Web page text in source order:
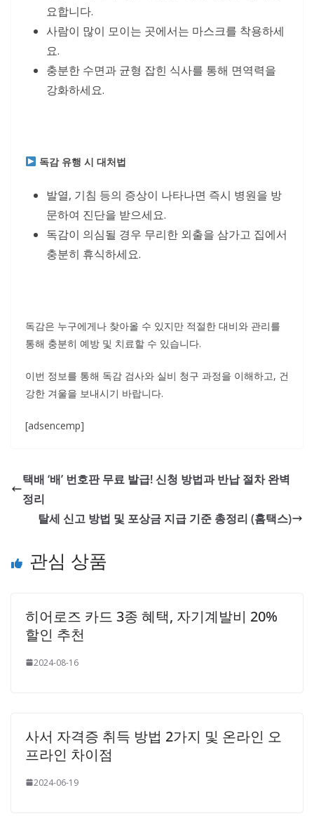
요합니다.
사람이 많이 모이는 곳에서는 마스크를 착용하세
요.
충분한 수면과 균형 잡힌 식사를 통해 면역력을
강화하세요.
독감 유행 시 대처법
발열, 기침 등의 증상이 나타나면 즉시 병원을 방
문하여 진단을 받으세요.
독감이 의심될 경우 무리한 외출을 삼가고 집에서
충분히 휴식하세요.
독감은 누구에게나 찾아올 수 있지만 적절한 대비와 관리를
통해 충분히 예방 및 치료할 수 있습니다.
이번 정보를 통해 독감 검사와 실비 청구 과정을 이해하고, 건
강한 겨울을 보내시기 바랍니다.
[adsencemp]
택배 ‘배’ 번호판 무료 발급! 신청 방법과 반납 절차 완벽
정리
탈세 신고 방법 및 포상금 지급 기준 총정리 (홈택스)
관심 상품
히어로즈 카드 3종 혜택, 자기계발비 20%
할인 추천
2024-08-16
사서 자격증 취득 방법 2가지 및 온라인 오
프라인 차이점
2024-06-19